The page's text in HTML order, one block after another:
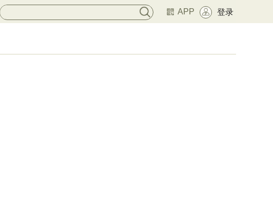
APP 登录